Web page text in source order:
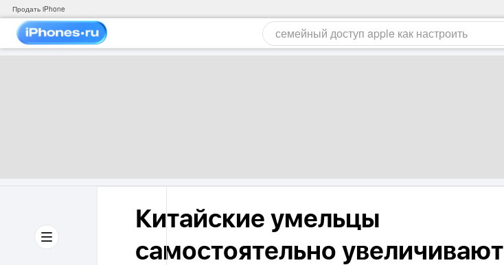
Продать iPhone
Китайские умельцы
самостоятельно увеличивают